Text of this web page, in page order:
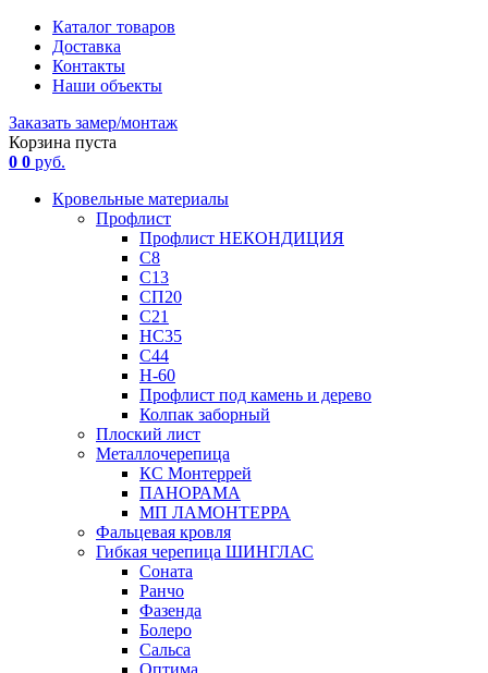
Каталог товаров
Доставка
Контакты
Наши объекты
Заказать замер/монтаж
Корзина пуста
0 0 руб.
Кровельные материалы
Профлист
Профлист НЕКОНДИЦИЯ
С8
С13
СП20
С21
НС35
С44
Н-60
Профлист под камень и дерево
Колпак заборный
Плоский лист
Металлочерепица
КС Монтеррей
ПАНОРАМА
МП ЛАМОНТЕРРА
Фальцевая кровля
Гибкая черепица ШИНГЛАС
Соната
Ранчо
Фазенда
Болеро
Сальса
Оптима